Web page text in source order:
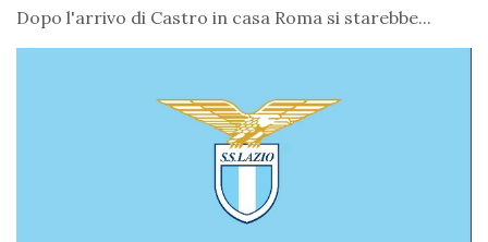
Dopo l'arrivo di Castro in casa Roma si starebbe...